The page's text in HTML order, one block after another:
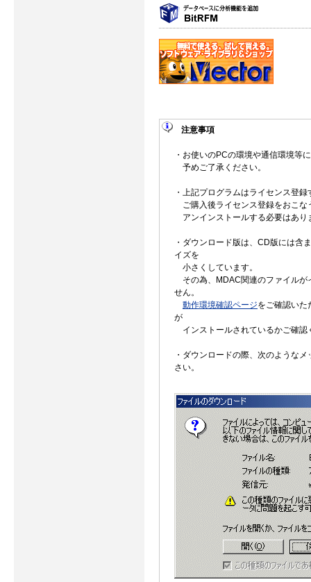
注意事項
・お使いのPCの環境や通信環境等
予めご了承ください。
・上記プログラムはライセンス登
ご購入後ライセンス登録をおこな
アンインストールする必要はあり
・ダウンロード版は、CD版には含
イズを
小さくしています。
その為、MDAC関連のファイルが
せん。
動作環境確認ページをご確認いた
が
インストールされているかご確認
・ダウンロードの際、次のような
さい。